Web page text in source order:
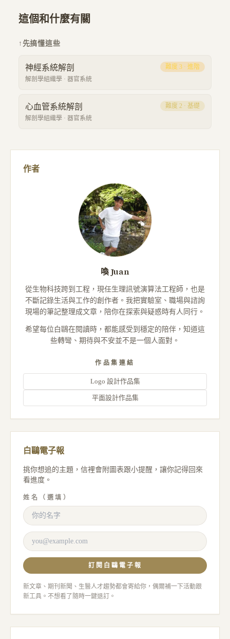
這個和什麼有關
↑ 先搞懂這些
神經系統解剖
解剖學組織學 · 器官系統
難度 3 · 進階
心血管系統解剖
解剖學組織學 · 器官系統
難度 2 · 基礎
作者
喚 Juan
從生物科技跨到工程，現任生理訊號演算法工程師，也是
不斷記錄生活與工作的創作者。我把實驗室、職場與諮詢
現場的筆記整理成文章，陪你在探索與疑惑時有人同行。
希望每位白鷗在閱讀時，都能感受到穩定的陪伴，知道這
些轉彎、期待與不安並不是一個人面對。
作品集連結
Logo 設計作品集
平面設計作品集
白鷗電子報
挑你想追的主題，信裡會附圖表跟小提醒，讓你記得回來
看進度。
姓名（選填）
訂閱白鷗電子報
新文章、期刊新聞、生醫人才趨勢都會寄給你，偶爾補一下活動跟
新工具。不想看了隨時一鍵退訂。